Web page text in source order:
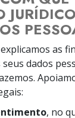
as
dados
, no